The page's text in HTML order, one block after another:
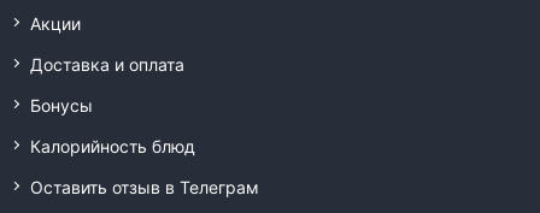
Акции
Доставка и оплата
Бонусы
Калорийность блюд
Оставить отзыв в Телеграм